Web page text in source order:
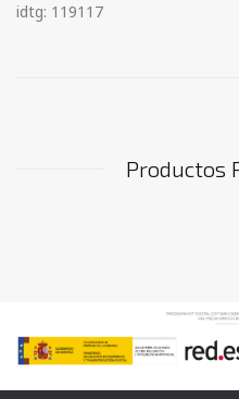
idtg: 119117
Productos